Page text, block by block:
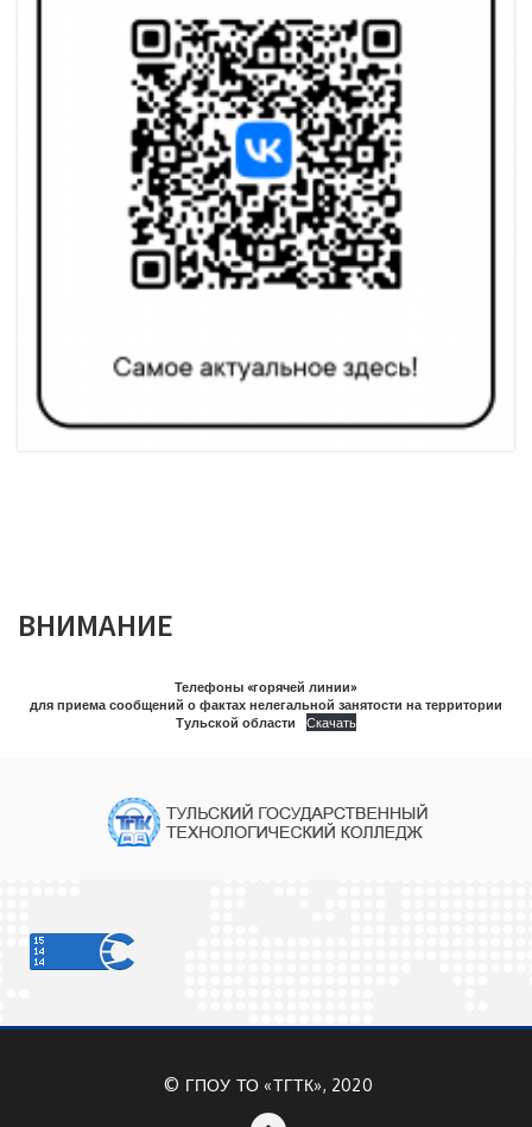
ВНИМАНИЕ
Телефоны «горячей линии»
для приема сообщений о фактах нелегальной занятости на территории
Тульской области
Скачать
© ГПОУ ТО «ТГТК», 2020